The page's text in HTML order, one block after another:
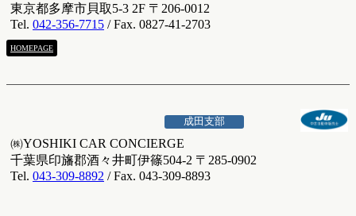
東京都多摩市貝取5-3 2F 〒206-0012
Tel. 042-356-7715 / Fax. 0827-41-2703
HOMEPAGE
成田支部
㈱YOSHIKI CAR CONCIERGE
千葉県印旛郡酒々井町伊篠504-2 〒285-0902
Tel. 043-309-8892 / Fax. 043-309-8893